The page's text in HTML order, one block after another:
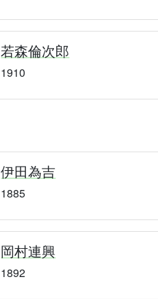
若森倫次郎
1910
伊田為吉
1885
岡村連興
1892